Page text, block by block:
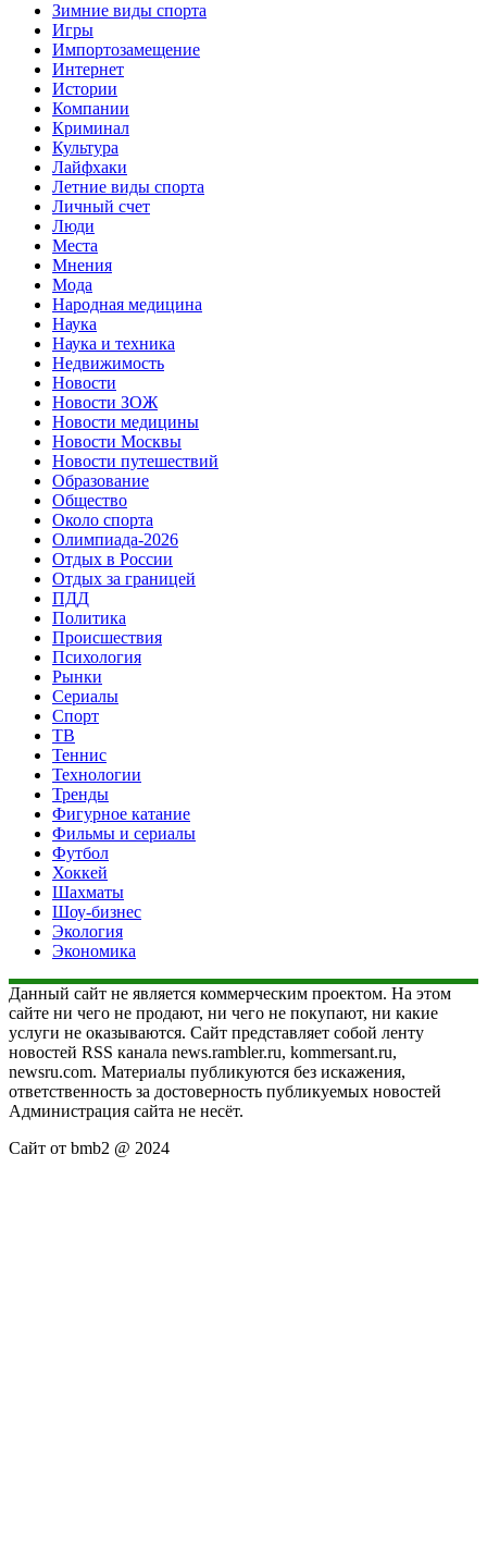
Зимние виды спорта
Игры
Импортозамещение
Интернет
Истории
Компании
Криминал
Культура
Лайфхаки
Летние виды спорта
Личный счет
Люди
Места
Мнения
Мода
Народная медицина
Наука
Наука и техника
Недвижимость
Новости
Новости ЗОЖ
Новости медицины
Новости Москвы
Новости путешествий
Образование
Общество
Около спорта
Олимпиада-2026
Отдых в России
Отдых за границей
ПДД
Политика
Происшествия
Психология
Рынки
Сериалы
Спорт
ТВ
Теннис
Технологии
Тренды
Фигурное катание
Фильмы и сериалы
Футбол
Хоккей
Шахматы
Шоу-бизнес
Экология
Экономика
Данный сайт не является коммерческим проектом. На этом
сайте ни чего не продают, ни чего не покупают, ни какие
услуги не оказываются. Сайт представляет собой ленту
новостей RSS канала news.rambler.ru, kommersant.ru,
newsru.com. Материалы публикуются без искажения,
ответственность за достоверность публикуемых новостей
Администрация сайта не несёт.
Сайт от bmb2 @ 2024